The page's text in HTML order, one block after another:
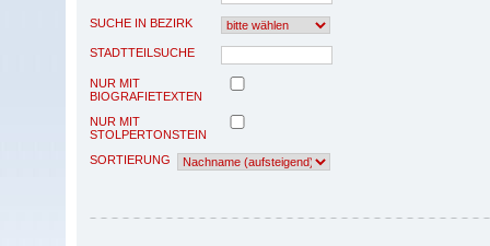
SUCHE IN BEZIRK
STADTTEILSUCHE
NUR MIT
BIOGRAFIETEXTEN
NUR MIT
STOLPERTONSTEIN
SORTIERUNG